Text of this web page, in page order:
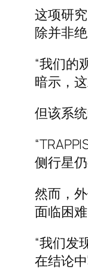
这项研
除并非绝
“我们的
暗示，
但该系
侧行星
然而，
面临困
“我们发
在结论